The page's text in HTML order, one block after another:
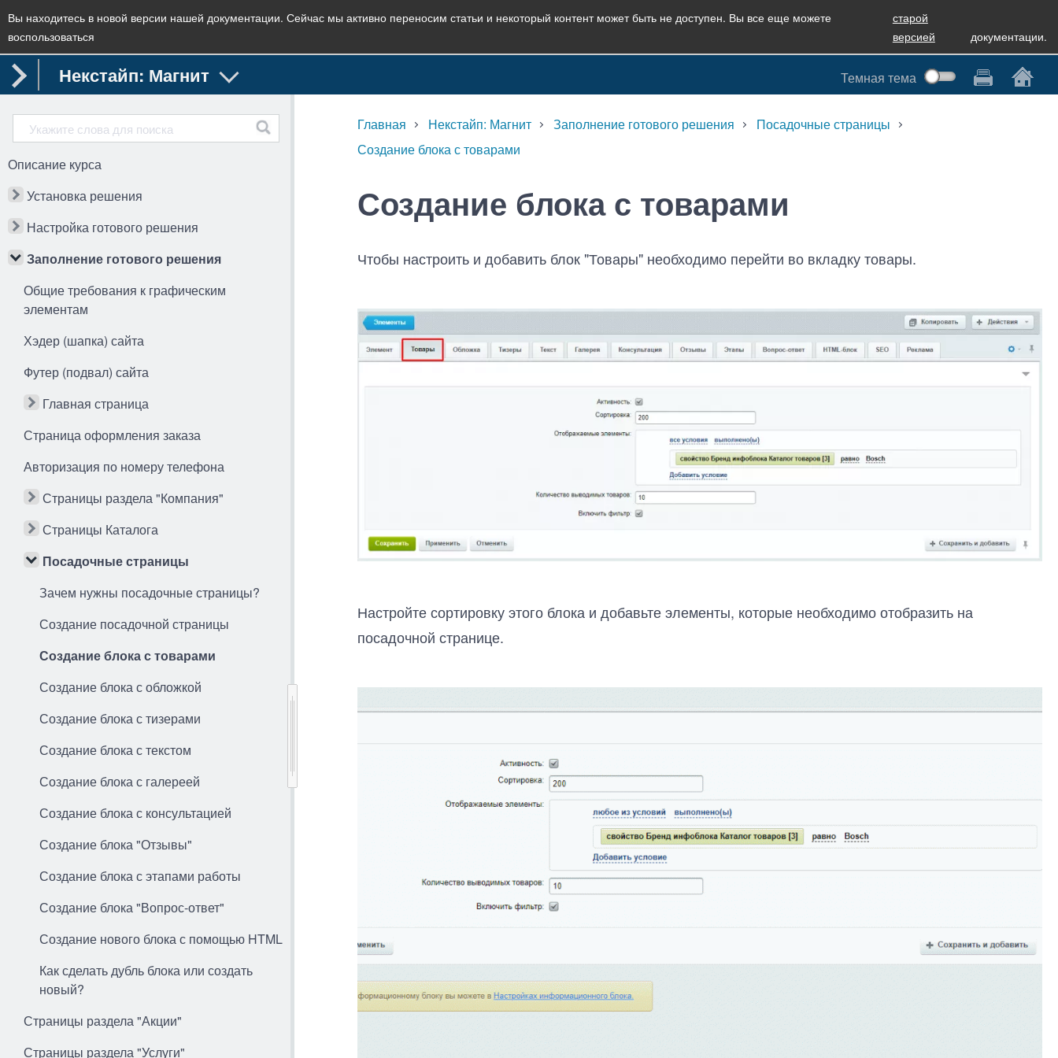
Вы находитесь в новой версии нашей документации. Сейчас мы активно переносим статьи и некоторый контент может быть не доступен. Вы все еще можете
воспользоваться
старой
версией
документации.
Некстайп: Магнит Темная тема
Описание курса
Установка решения
Настройка готового решения
Заполнение готового решения
Общие требования к графическим
элементам
Хэдер (шапка) сайта
Футер (подвал) сайта
Главная страница
Страница оформления заказа
Авторизация по номеру телефона
Страницы раздела "Компания"
Страницы Каталога
Посадочные страницы
Зачем нужны посадочные страницы?
Создание посадочной страницы
Создание блока с товарами
Создание блока с обложкой
Создание блока с тизерами
Создание блока с текстом
Создание блока с галереей
Создание блока с консультацией
Создание блока "Отзывы"
Создание блока с этапами работы
Создание блока "Вопрос-ответ"
Создание нового блока с помощью HTML
Как сделать дубль блока или создать
новый?
Страницы раздела "Акции"
Страницы раздела "Услуги"
Главная Некстайп: Магнит Заполнение готового решения
Посадочные страницы
Создание блока с товарами
Создание блока с товарами
Чтобы настроить и добавить блок "Товары" необходимо перейти во вкладку товары.
Настройте сортировку этого блока и добавьте элементы, которые необходимо отобразить на
посадочной странице.